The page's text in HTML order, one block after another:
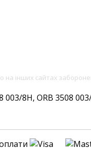
на інших сайтах
8H, ORB 3508 003/